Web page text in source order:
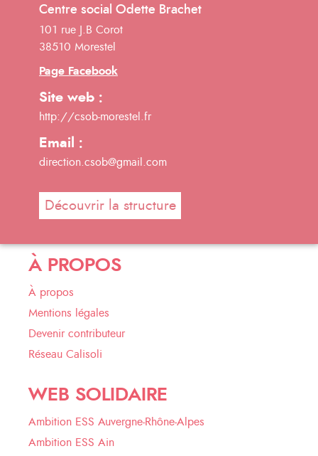
Centre social Odette Brachet
101 rue J.B Corot
38510 Morestel
Page Facebook
Site web :
http://csob-morestel.fr
Email :
direction.csob@gmail.com
Découvrir la structure
À PROPOS
À propos
Mentions légales
Devenir contributeur
Réseau Calisoli
WEB SOLIDAIRE
Ambition ESS Auvergne-Rhône-Alpes
Ambition ESS Ain